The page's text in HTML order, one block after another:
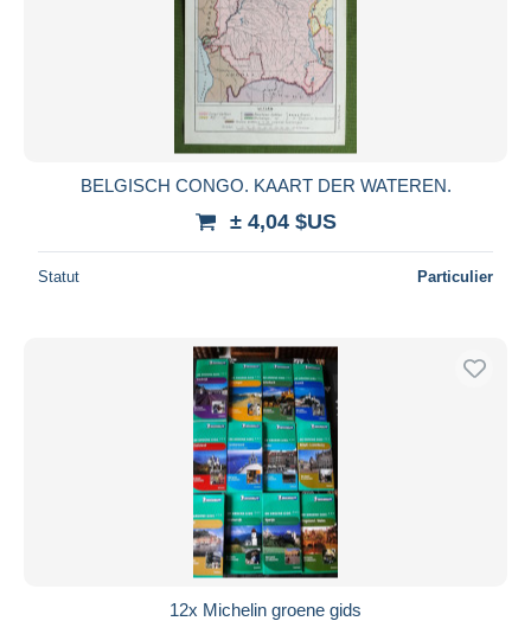
BELGISCH CONGO. KAART DER WATEREN.
± 4,04 $US
Statut Particulier
12x Michelin groene gids